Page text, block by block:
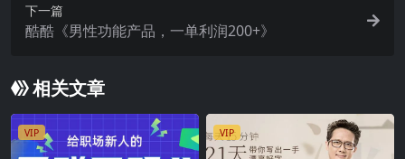
下一篇
酷酷《男性功能产品，一单利润200+》
相关文章
VIP VIP